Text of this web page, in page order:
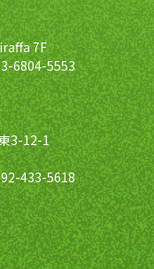
7F
6804-5553
3-12-1
433-5618